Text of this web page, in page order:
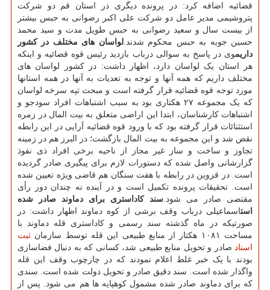
قضائیه اضافه کرد: در پرونده دیگری در استان قم دو شرکت
پتروشیمی مدیر عامل دو شرکت علی اکبر رضوانی به حبس بیشتر
از بیست سال و سعید رضوانی به حبس طویل مدت و سید محمد
حسین جوبه به حبس محکوم شدند.لواسان های مختلف در کشور
داریموی در پاسخ به سوالی درباب بازدید رئیس قوه قضائیه و اینکه
هر استان یک لواسان دارد، اظهار داشت: در کشور لواسان های
مختلف داریم که همه آنها و توجه به تعدیات به آنها در همه استانها
مورد توجه قوه قضائیه قرار گرفته است و مبحث تپه سرخه لواسان
که یک مجموعه ۲۷ هکتاری بود به سبب اشتباهات افراد سودجو و
اشتباهات کارشناسان، ابتدا این اراضی متعلق به بیت المال در زمره
استثنائات قرار گرفته بود که با ورود قوه قضائیه آرایی در این رابطه
نقض شد و این مجموعه به بیت المال بازگشت؛ در البرز هم در زمینه
تجاوز و ساخت و ساز غیر مجاز از ناحیه برخی افراد ذی نفوذ
گزارشاتی واصل شده که دستورات لازم برای پیگیری صادر گردیده
است. در قزوین در رابطه با هفت سنگان هم قاضی ویژه تعیین شده
است. تحقیقات پرونده تکمیل است و در آینده نه چندان دور رأی
مقتضی صادر می شود. سند کاداستری برای دماوند صادر شده
استاسماعیلی درباب وقف برشی از کوه دماوند اظهار داشت: در
صورتیکه در ماه گذشته سند رسمی و کاداستری قله دماوند با
مساحت ۱۰۸۱ هکتار از منابع طبیعی این قله توسط سازمان
ثبت
اسناد صادر و تحویل منابع طبیعی شد، کسانی که به دنبال فضاسازی
بودند با یک خبر غلط اعلام نمودند که در چارچوب وقف این قله
واگذار شده است. سند دقیق صادر و تحویل دولت شده است. سندی
که برای دماوند صادر شده مشمول کوهپایه ها هم می شود. پس از